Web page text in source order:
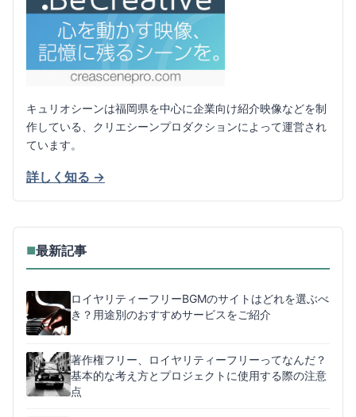
キュリオシーンは福岡県を中心に企業向け紹介映像などを制
作している、クリエシーンプロダクションによって運営され
ています。
詳しく知る →
■最新記事
ロイヤリティーフリーBGMのサイトはどれを選ぶべ
き？用途別のおすすめサービスをご紹介
著作権フリー、ロイヤリティーフリーってなんだ？
基本的な考え方とプロジェクトに使用する際の注意
点